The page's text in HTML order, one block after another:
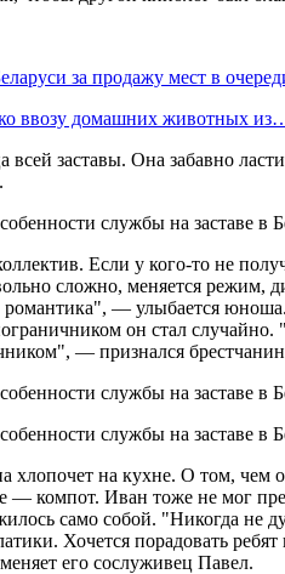
за продажу мест в
ввозу домашних животных
заставы. Она забавно
Если у кого-то не
сложно, меняется режим,
романтика", — улыбается
он стал случайно.
— признался
на кухне. О том, чем
— компот. Иван тоже не мог
само собой. "Никогда не
Хочется порадовать
его сослуживец Павел.